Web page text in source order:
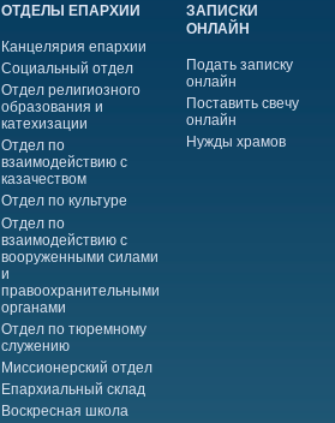
ОТДЕЛЫ ЕПАРХИИ
Канцелярия епархии
Социальный отдел
Отдел религиозного
образования и
катехизации
Отдел по
взаимодействию с
казачеством
Отдел по культуре
Отдел по
взаимодействию с
вооруженными силами
и
правоохранительными
органами
Отдел по тюремному
служению
Миссионерский отдел
Епархиальный склад
Воскресная школа
ЗАПИСКИ
ОНЛАЙН
Подать записку
онлайн
Поставить свечу
онлайн
Нужды храмов